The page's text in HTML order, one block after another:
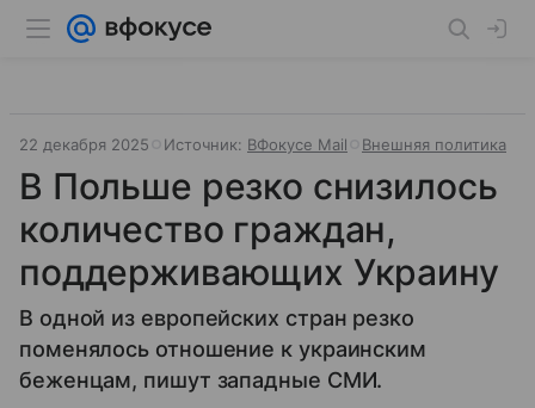
22 декабря 2025 Источник: ВФокусе Mail Внешняя политика
В Польше резко снизилось
количество граждан,
поддерживающих Украину
В одной из европейских стран резко
поменялось отношение к украинским
беженцам, пишут западные СМИ.